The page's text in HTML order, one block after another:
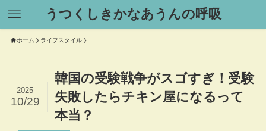
うつくしきかなあうんの呼吸
ホーム ライフスタイル
韓国の受験戦争がスゴすぎ！受験
失敗したらチキン屋になるって
本当？
2025
10/29